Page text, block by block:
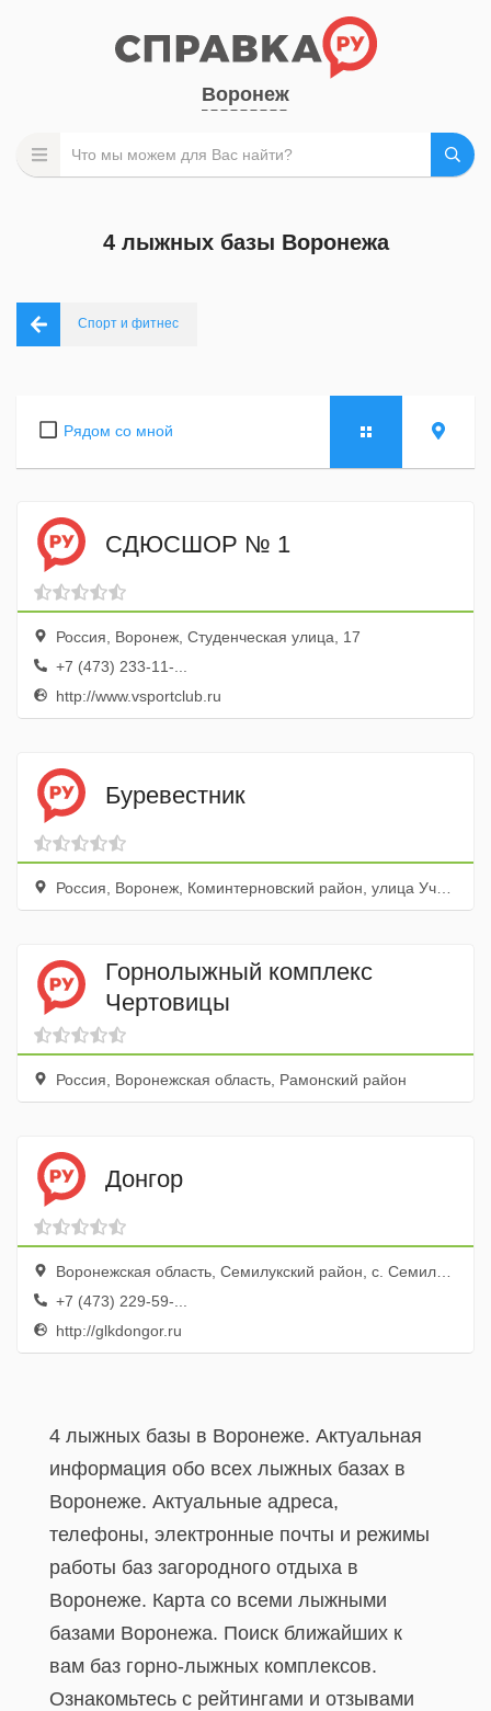
Воронеж
4 лыжных базы Воронежа
Спорт и фитнес
Рядом со мной
СДЮСШОР № 1
Россия, Воронеж, Студенческая улица, 17
+7 (473) 233-11-...
http://www.vsportclub.ru
Буревестник
Россия, Воронеж, Коминтерновский район, улица Учебный Кордон, 2
Горнолыжный комплекс
Чертовицы
Россия, Воронежская область, Рамонский район
Донгор
Воронежская область, Семилукский район, с. Семилуки, Чернышева гора
+7 (473) 229-59-...
http://glkdongor.ru
4 лыжных базы в Воронеже. Актуальная
информация обо всех лыжных базах в
Воронеже. Актуальные адреса,
телефоны, электронные почты и режимы
работы баз загородного отдыха в
Воронеже. Карта со всеми лыжными
базами Воронежа. Поиск ближайших к
вам баз горно-лыжных комплексов.
Ознакомьтесь с рейтингами и отзывами